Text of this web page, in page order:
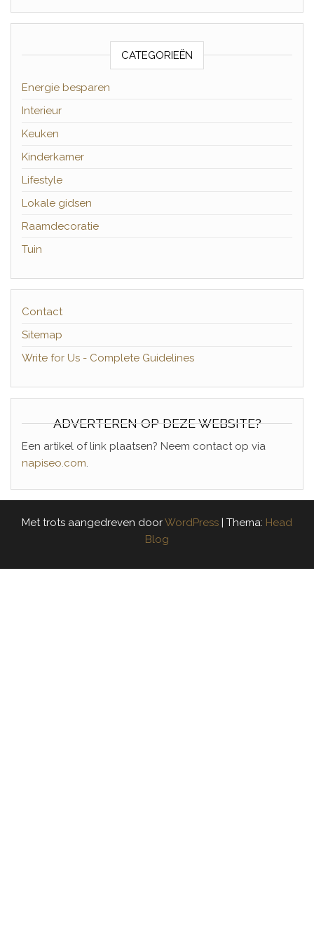
CATEGORIEËN
Energie besparen
Interieur
Keuken
Kinderkamer
Lifestyle
Lokale gidsen
Raamdecoratie
Tuin
Contact
Sitemap
Write for Us - Complete Guidelines
ADVERTEREN OP DEZE WEBSITE?
Een artikel of link plaatsen? Neem contact op via
napiseo.com.
Met trots aangedreven doorWordPress | Thema: Head
Blog